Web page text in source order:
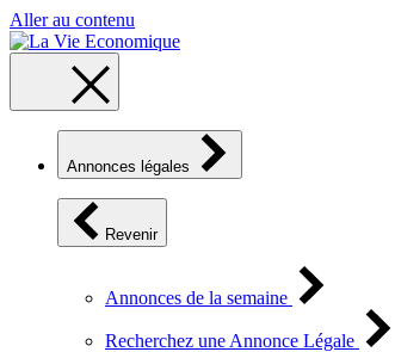
Aller au contenu
Annonces légales
Revenir
Annonces de la semaine
Recherchez une Annonce Légale